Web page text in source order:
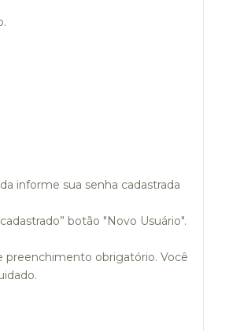
informe sua senha cadastrada
botão "Novo Usuário".
preenchimento obrigatório. Você